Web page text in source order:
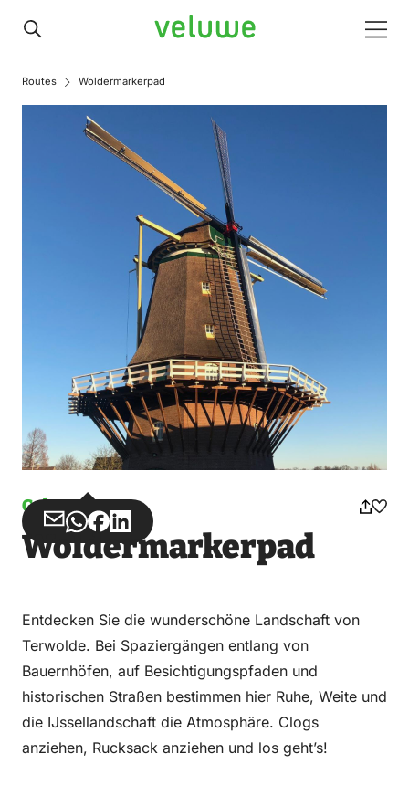
Veluwe
Routes Woldermarkerpad
Gehen
Teilen
über
Teilen
über
Teilen
auf
Teilen
auf
Woldermarkerpad
Entdecken Sie die wunderschöne Landschaft von
Terwolde. Bei Spaziergängen entlang von
Bauernhöfen, auf Besichtigungspfaden und
historischen Straßen bestimmen hier Ruhe, Weite und
die IJssellandschaft die Atmosphäre. Clogs
anziehen, Rucksack anziehen und los geht’s!